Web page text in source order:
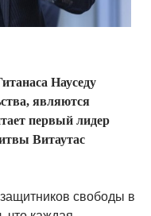
Науседу
являются
первый лидер
Витаутас
свободы в